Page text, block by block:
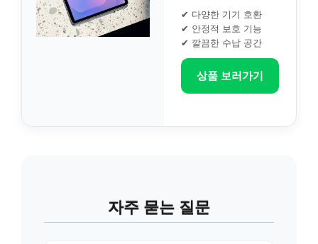
✔ 다양한 기기 호환
✔ 안정적 보호 기능
✔ 깔끔한 수납 공간
상품 보러가기
자주 묻는 질문